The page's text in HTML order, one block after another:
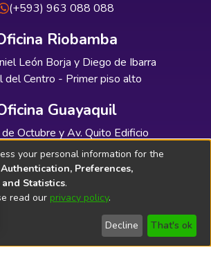
(+593) 963 088 088
Riobamba
León Borja y Diego de Ibarra
del Centro - Primer piso alto
Guayaquil
Octubre y Av. Quito Edificio
INDUAUTO - Planta baja
Técnico Bibliolatino.com
your personal information for the
Authentication, Preferences,
Statistics.
read our privacy policy.
Decline That's ok